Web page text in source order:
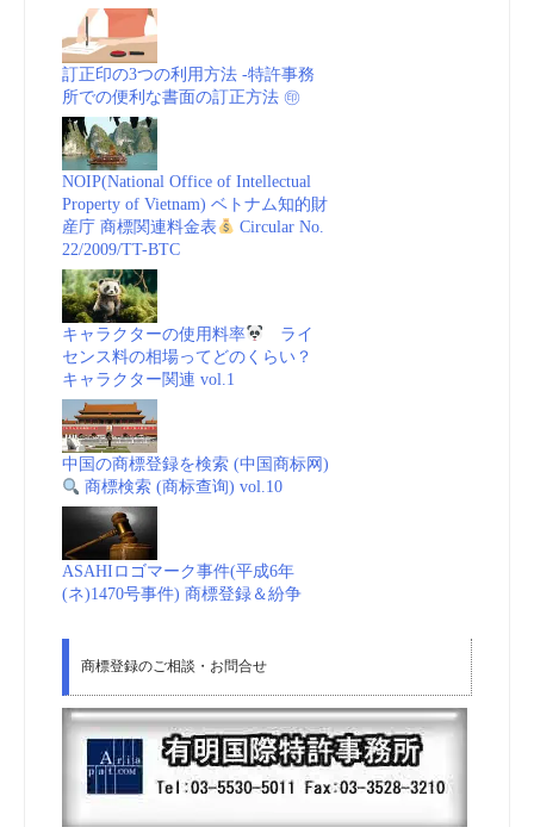
訂正印の3つの利用方法 -特許事務
所での便利な書面の訂正方法 ㊞
NOIP(National Office of Intellectual
Property of Vietnam) ベトナム知的財
産庁 商標関連料金表
Circular No.
22/2009/TT-BTC
キャラクターの使用料率
ライ
センス料の相場ってどのくらい？
キャラクター関連 vol.1
中国の商標登録を検索 (中国商标网)
商標検索 (商标查询) vol.10
ASAHIロゴマーク事件(平成6年
(ネ)1470号事件) 商標登録＆紛争
商標登録のご相談・お問合せ